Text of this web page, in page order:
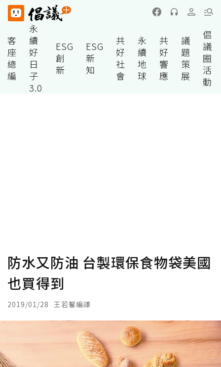
客
座
總
編
永
續
好
日
子
3.0
ESG
創
新
ESG
新
知
共
好
社
會
永
續
地
球
共
好
響
應
議
題
策
展
倡
議
圈
活
動
防水又防油 台製環保食物袋美國
也買得到
2019/01/28 王若馨編譯